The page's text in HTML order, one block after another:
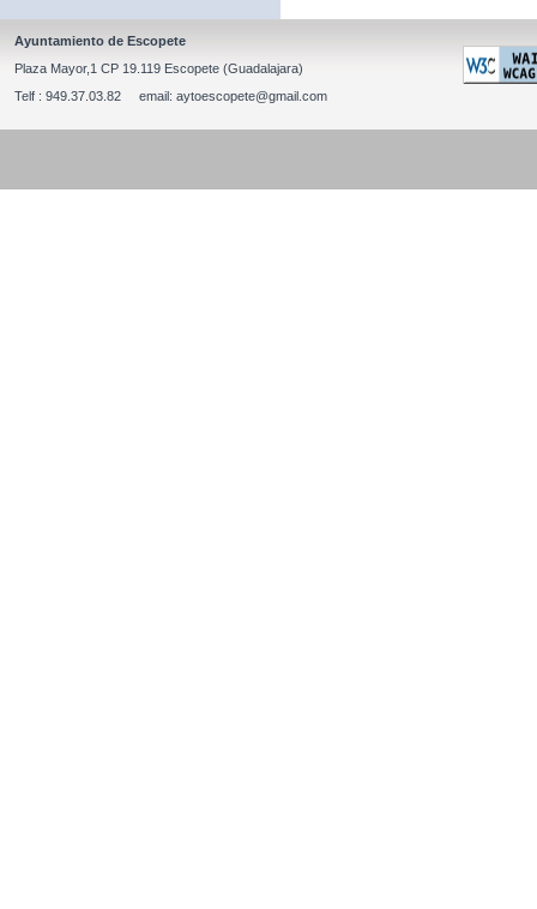
Ayuntamiento de Escopete
Plaza Mayor,1 CP 19.119 Escopete (Guadalajara)
Telf : 949.37.03.82 email: aytoescopete@gmail.com